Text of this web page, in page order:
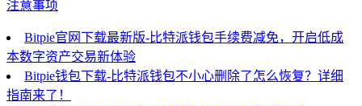
注意事项
Bitpie官网下载最新版-比特派钱包手续费减免，开启低成
本数字资产交易新体验
Bitpie钱包下载-比特派钱包不小心删除了怎么恢复？详细
指南来了！